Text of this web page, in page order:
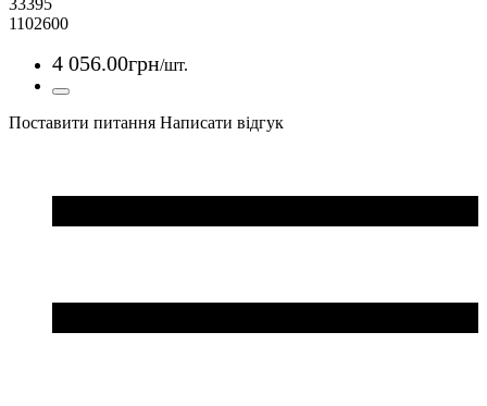
1102600
4 056.00грн/шт.
Поставити питання Написати відгук